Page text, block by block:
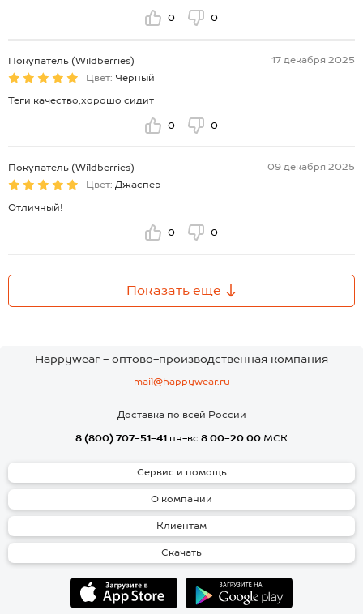
0 0
Покупатель (Wildberries)
17 декабря 2025
Цвет: Черный
Теги качество,хорошо сидит
0 0
Покупатель (Wildberries)
09 декабря 2025
Цвет: Джаспер
Отличный!
0 0
Показать еще
Happywear - оптово-производственная компания
mail@happywear.ru
Доставка по всей России
8 (800) 707-51-41 пн-вс 8:00-20:00 МСК
Сервис и помощь
О компании
Клиентам
Скачать